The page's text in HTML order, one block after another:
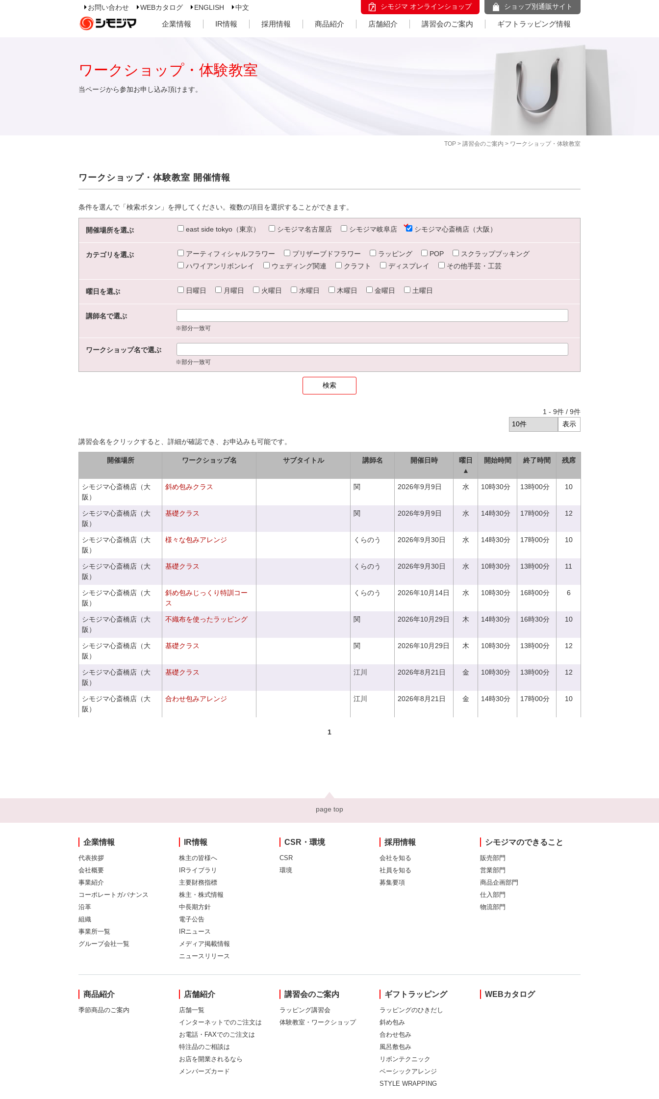
お問い合わせ WEBカタログ ENGLISH 中文 シモジマ オンラインショップ ショップ別通販サイト
企業情報 IR情報 採用情報 商品紹介 店舗紹介 講習会のご案内 ギフトラッピング情報
TOP > 講習会のご案内 > ワークショップ・体験教室
ワークショップ・体験教室
当ページから参加お申し込み頂けます。
ワークショップ・体験教室 開催情報
条件を選んで「検索ボタン」を押してください。複数の項目を選択することができます。
開催場所を選ぶ east side tokyo（東京） シモジマ名古屋店 シモジマ岐阜店 シモジマ心斎橋店（大阪）
カテゴリを選ぶ アーティフィシャルフラワー プリザーブドフラワー ラッピング POP
スクラップブッキング
ハワイアンリボンレイ
ウェディング関連 クラフト ディスプレイ その他手芸・工芸
曜日を選ぶ 日曜日 月曜日 火曜日 水曜日 木曜日 金曜日 土曜日
講師名で選ぶ
※部分一致可
ワークショップ名で選ぶ
※部分一致可
1 - 9件 / 9件
講習会名をクリックすると、詳細が確認でき、お申込みも可能です。
開催場所 ワークショップ名 サブタイトル 講師名 開催日時
曜日
▲
開始時間 終了時間 残席
シモジマ心斎橋店（大
阪）
斜め包みクラス 関 2026年9月9日 水 10時30分 13時00分 10
シモジマ心斎橋店（大
阪）
基礎クラス 関 2026年9月9日 水 14時30分 17時00分 12
シモジマ心斎橋店（大
阪）
様々な包みアレンジ くらのう 2026年9月30日 水 14時30分 17時00分 10
シモジマ心斎橋店（大
阪）
基礎クラス くらのう 2026年9月30日 水 10時30分 13時00分 11
シモジマ心斎橋店（大
阪）
斜め包みじっくり特訓コー
ス
くらのう 2026年10月14日 水 10時30分 16時00分 6
シモジマ心斎橋店（大
阪）
不織布を使ったラッピング 関 2026年10月29日 木 14時30分 16時30分 10
シモジマ心斎橋店（大
阪）
基礎クラス 関 2026年10月29日 木 10時30分 13時00分 12
シモジマ心斎橋店（大
阪）
基礎クラス 江川 2026年8月21日 金 10時30分 13時00分 12
シモジマ心斎橋店（大
阪）
合わせ包みアレンジ 江川 2026年8月21日 金 14時30分 17時00分 10
1
page top
企業情報
代表挨拶
会社概要
事業紹介
コーポレートガバナンス
沿革
組織
事業所一覧
グループ会社一覧
IR情報
株主の皆様へ
IRライブラリ
主要財務指標
株主・株式情報
中長期方針
電子公告
IRニュース
メディア掲載情報
ニュースリリース
CSR・環境
CSR
環境
採用情報
会社を知る
社員を知る
募集要項
シモジマのできること
販売部門
営業部門
商品企画部門
仕入部門
物流部門
商品紹介
季節商品のご案内
店舗紹介
店舗一覧
インターネットでのご注文は
お電話・FAXでのご注文は
特注品のご相談は
お店を開業されるなら
メンバーズカード
講習会のご案内
ラッピング講習会
体験教室・ワークショップ
ギフトラッピング
ラッピングのひきだし
斜め包み
合わせ包み
風呂敷包み
リボンテクニック
ベーシックアレンジ
STYLE WRAPPING
WEBカタログ